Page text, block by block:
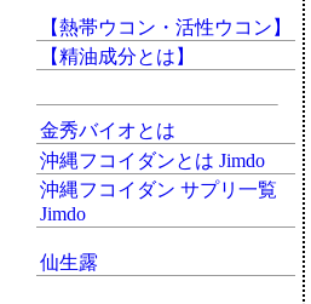
【熱帯ウコン・活性ウコン】
【精油成分とは】
金秀バイオとは
沖縄フコイダンとは Jimdo
沖縄フコイダン サプリ一覧
Jimdo
仙生露